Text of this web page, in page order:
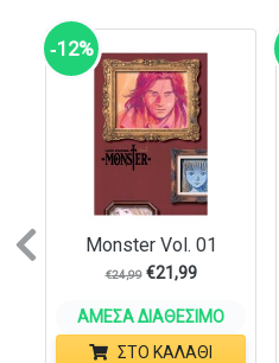
‑12%
Monster Vol. 01
€24,99 €21,99
ΆΜΕΣΑ ΔΙΑΘΈΣΙΜΟ
ΣΤΟ ΚΑΛΆΘΙ
Previous